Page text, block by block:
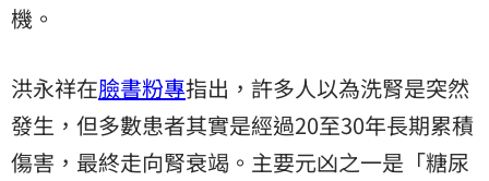
機。
洪永祥在臉書粉專指出，許多人以為洗腎是突然
發生，但多數患者其實是經過20至30年長期累積
傷害，最終走向腎衰竭。主要元凶之一是「糖尿